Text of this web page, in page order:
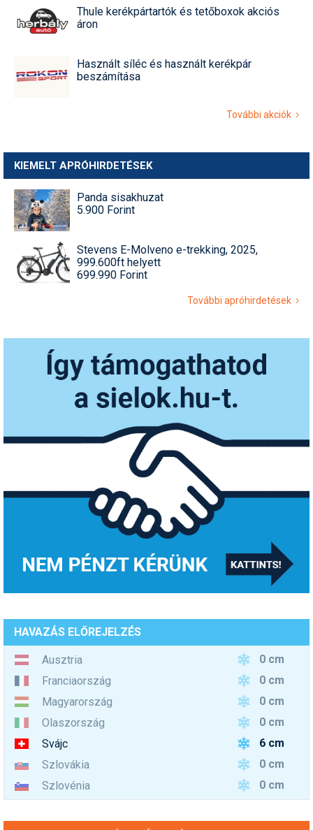
Thule kerékpártartók és tetőboxok akciós
áron
Használt síléc és használt kerékpár
beszámítása
További akciók
KIEMELT APRÓHIRDETÉSEK
Panda sisakhuzat
5.900 Forint
Stevens E-Molveno e-trekking, 2025,
999.600ft helyett
699.990 Forint
További apróhirdetések
HAVAZÁS ELŐREJELZÉS
Ausztria
0 cm
Franciaország
0 cm
Magyarország
0 cm
Olaszország
0 cm
Svájc
6 cm
Szlovákia
0 cm
Szlovénia
0 cm